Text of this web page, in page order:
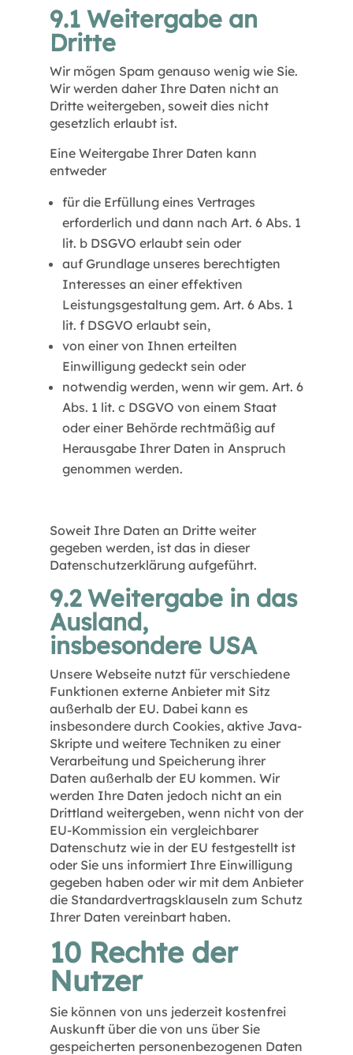
9.1 Weitergabe an
Dritte
Wir mögen Spam genauso wenig wie Sie.
Wir werden daher Ihre Daten nicht an
Dritte weitergeben, soweit dies nicht
gesetzlich erlaubt ist.
Eine Weitergabe Ihrer Daten kann
entweder
für die Erfüllung eines Vertrages
erforderlich und dann nach Art. 6 Abs. 1
lit. b DSGVO erlaubt sein oder
auf Grundlage unseres berechtigten
Interesses an einer effektiven
Leistungsgestaltung gem. Art. 6 Abs. 1
lit. f DSGVO erlaubt sein,
von einer von Ihnen erteilten
Einwilligung gedeckt sein oder
notwendig werden, wenn wir gem. Art. 6
Abs. 1 lit. c DSGVO von einem Staat
oder einer Behörde rechtmäßig auf
Herausgabe Ihrer Daten in Anspruch
genommen werden.
Soweit Ihre Daten an Dritte weiter
gegeben werden, ist das in dieser
Datenschutzerklärung aufgeführt.
9.2 Weitergabe in das
Ausland,
insbesondere USA
Unsere Webseite nutzt für verschiedene
Funktionen externe Anbieter mit Sitz
außerhalb der EU. Dabei kann es
insbesondere durch Cookies, aktive Java-
Skripte und weitere Techniken zu einer
Verarbeitung und Speicherung ihrer
Daten außerhalb der EU kommen. Wir
werden Ihre Daten jedoch nicht an ein
Drittland weitergeben, wenn nicht von der
EU-Kommission ein vergleichbarer
Datenschutz wie in der EU festgestellt ist
oder Sie uns informiert Ihre Einwilligung
gegeben haben oder wir mit dem Anbieter
die Standardvertragsklauseln zum Schutz
Ihrer Daten vereinbart haben.
10 Rechte der
Nutzer
Sie können von uns jederzeit kostenfrei
Auskunft über die von uns über Sie
gespeicherten personenbezogenen Daten